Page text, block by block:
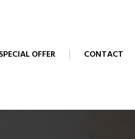
SPECIAL OFFER CONTACT